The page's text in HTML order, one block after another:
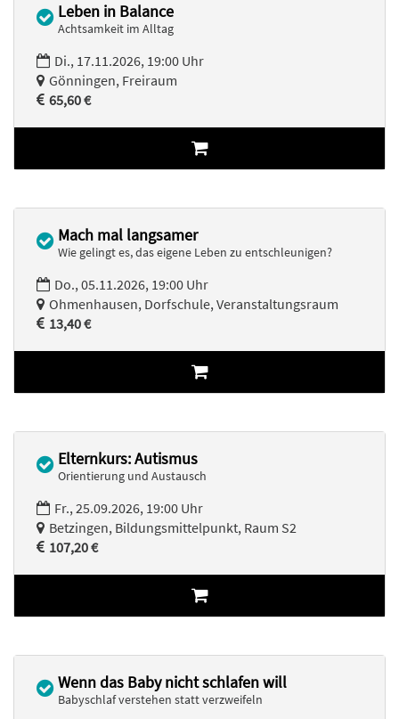
Leben in Balance
Achtsamkeit im Alltag
Di., 17.11.2026, 19:00 Uhr
Gönningen, Freiraum
65,60 €
Mach mal langsamer
Wie gelingt es, das eigene Leben zu entschleunigen?
Do., 05.11.2026, 19:00 Uhr
Ohmenhausen, Dorfschule, Veranstaltungsraum
13,40 €
Elternkurs: Autismus
Orientierung und Austausch
Fr., 25.09.2026, 19:00 Uhr
Betzingen, Bildungsmittelpunkt, Raum S2
107,20 €
Wenn das Baby nicht schlafen will
Babyschlaf verstehen statt verzweifeln